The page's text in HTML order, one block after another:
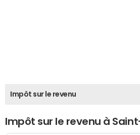
Impôt sur le revenu
Impôt sur le revenu à